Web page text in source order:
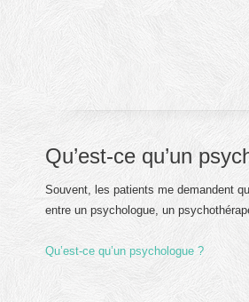
Qu’est-ce qu’un
Souvent, les patients me demandent
entre un psychologue, un
Qu’est-ce qu’un psychologue ?